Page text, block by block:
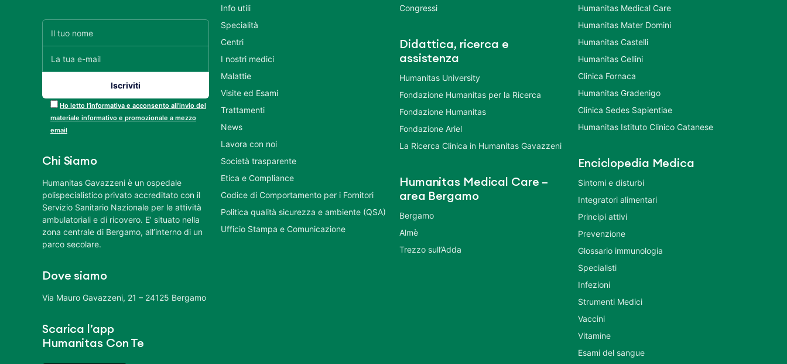
Ho letto l’informativa e acconsento all’invio del
materiale informativo e promozionale a mezzo
email
Chi Siamo
Humanitas Gavazzeni è un ospedale
polispecialistico privato accreditato con il
Servizio Sanitario Nazionale per le attività
ambulatoriali e di ricovero. E’ situato nella
zona centrale di Bergamo, all’interno di un
parco secolare.
Dove siamo
Via Mauro Gavazzeni, 21 – 24125 Bergamo
Scarica l’app
Humanitas Con Te
Info utili
Specialità
Centri
I nostri medici
Malattie
Visite ed Esami
Trattamenti
News
Lavora con noi
Società trasparente
Etica e Compliance
Codice di Comportamento per i Fornitori
Politica qualità sicurezza e ambiente (QSA)
Ufficio Stampa e Comunicazione
Congressi
Didattica, ricerca e
assistenza
Humanitas University
Fondazione Humanitas per la Ricerca
Fondazione Humanitas
Fondazione Ariel
La Ricerca Clinica in Humanitas Gavazzeni
Humanitas Medical Care –
area Bergamo
Bergamo
Almè
Trezzo sull’Adda
Humanitas Medical Care
Humanitas Mater Domini
Humanitas Castelli
Humanitas Cellini
Clinica Fornaca
Humanitas Gradenigo
Clinica Sedes Sapientiae
Humanitas Istituto Clinico Catanese
Enciclopedia Medica
Sintomi e disturbi
Integratori alimentari
Principi attivi
Prevenzione
Glossario immunologia
Specialisti
Infezioni
Strumenti Medici
Vaccini
Vitamine
Esami del sangue